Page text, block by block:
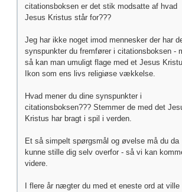
citationsboksen er det stik modsatte af hvad
Jesus Kristus står for???
Jeg har ikke noget imod mennesker der har
synspunkter du fremfører i citationsboksen -
så kan man umuligt flage med et Jesus
Ikon som ens livs religiøse vækkelse.
Hvad mener du dine synspunkter i
citationsboksen??? Stemmer de med det
Kristus har bragt i spil i verden.
Et så simpelt spørgsmål og øvelse må du da
kunne stille dig selv overfor - så vi kan
videre.
I flere år nægter du med et eneste ord at ville